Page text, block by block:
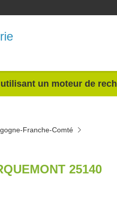
un moteur de
Franche-Comté
25140